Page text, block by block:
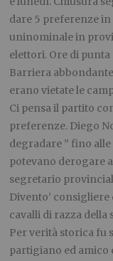
dare 5 preferenze
uninominale in
elettori. Ore di
Barriera
erano vietate le
Ci pensa il partito
preferenze. Diego
degradare ” fino
potevano derogare
segretario
Divento’
cavalli di razza
Per verità storica fu
partigiano ed amico